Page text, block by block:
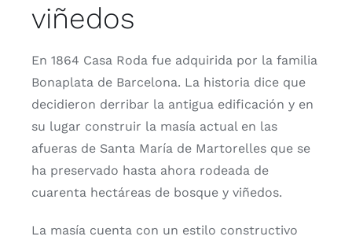
viñedos
En 1864 Casa Roda fue adquirida por la familia
Bonaplata de Barcelona. La historia dice que
decidieron derribar la antigua edificación y en
su lugar construir la masía actual en las
afueras de Santa María de Martorelles que se
ha preservado hasta ahora rodeada de
cuarenta hectáreas de bosque y viñedos.
La masía cuenta con un estilo constructivo